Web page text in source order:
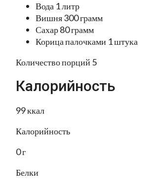
Вода 1 литр
Вишня 300 грамм
Сахар 80 грамм
Корица палочками 1 штука
Количество порций 5
Калорийность
99 ккал
Калорийность
0 г
Белки